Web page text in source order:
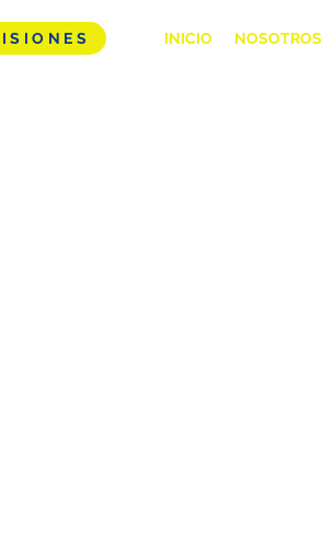
INICIO NOSOTROS